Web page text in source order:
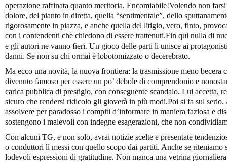
operazione raffinata quanto meritoria. Encomiabile!Volendo non
dolore, del pianto in diretta, quella “sentimentale”, dello
rigorosamente in piazza, e anche quella del litigio, vero, finto,
con i contendenti che chiedono di essere trattenuti.Fin qui nulla di
e gli autori ne vanno fieri. Un gioco delle parti li unisce ai
danni. Se non su chi ormai è lobotomizzato o decerebrato.
Ma ecco una novità, la nuova frontiera: la trasmissione meno becera
divenuto famoso per essere un po’ debole di comprendonio e
carica pubblica di prestigio, con conseguente scandalo. Lui accetta,
sicuro che rendersi ridicolo gli gioverà in più modi.Poi si fa sul serio.
assolvere per paradosso i compiti d’informare in maniera faziosa e
sostengono i malevoli con indegne esagerazioni, che non
Con alcuni TG, e non solo, avrai notizie scelte e presentate
o conduttori lì messi con quello scopo dai partiti. Anche se riteniamo
lodevoli espressioni di gratitudine. Non manca una vetrina